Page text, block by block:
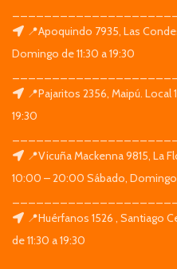
📍Apoquindo 7935, Las
Domingo de 11:30 a 19:30
📍Pajaritos 2356, Maipú. Local
19:30
📍Vicuña Mackenna 9815, La
10:00 – 20:00 Sábado, Domingo
📍Huérfanos 1526 , Santiago
de 11:30 a 19:30